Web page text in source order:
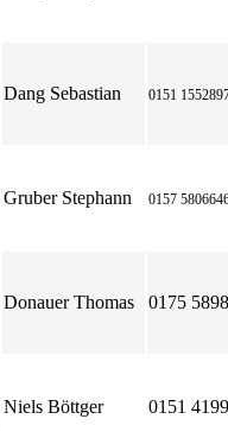
Dang Sebastian 0151
Gruber Stephann 0157
Donauer Thomas 0175
Niels Böttger 0151